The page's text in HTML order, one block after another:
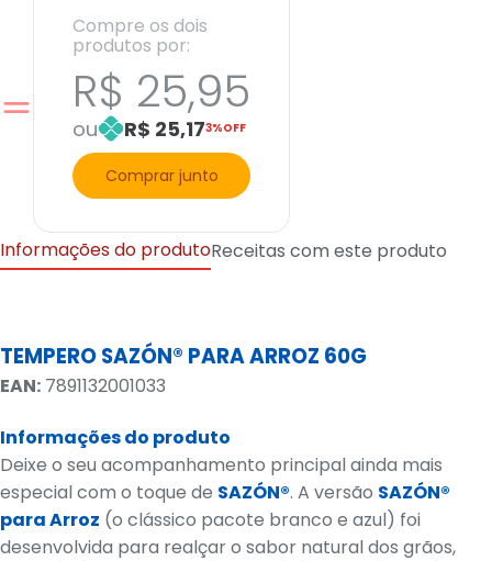
Compre os dois
produtos por:
R$ 25,95
ou R$ 25,173%OFF
Comprar junto
Informações do produtoReceitas com este produto
TEMPERO SAZÓN® PARA ARROZ 60G
EAN: 7891132001033
Informações do produto
Deixe o seu acompanhamento principal ainda mais
especial com o toque de SAZÓN®. A versão SAZÓN®
para Arroz (o clássico pacote branco e azul) foi
desenvolvida para realçar o sabor natural dos grãos,